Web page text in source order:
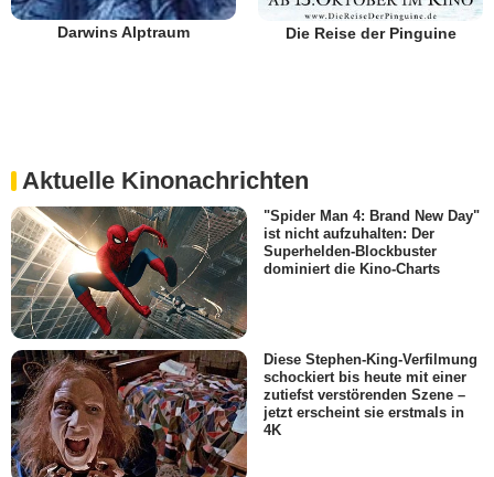
Darwins Alptraum Die Reise der Pinguine
Aktuelle Kinonachrichten
"Spider Man 4: Brand New Day"
ist nicht aufzuhalten: Der
Superhelden-Blockbuster
dominiert die Kino-Charts
Diese Stephen-King-Verfilmung
schockiert bis heute mit einer
zutiefst verstörenden Szene –
jetzt erscheint sie erstmals in
4K